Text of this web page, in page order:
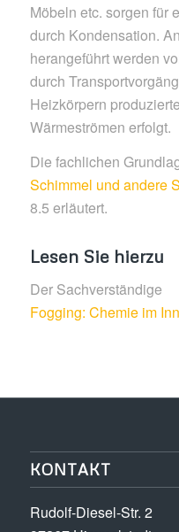
Möbeln etc. sorgen für
durch Kondensation.
herangeführt werden
durch
Heizkörpern
Wärmeströmen erfolgt.
Die fachlichen
Schimmel und andere
8.5 erläutert.
Lesen Sie hierzu
Der Sachverständige
Fogging: Chemie im
KONTAKT
Rudolf-Diesel-Str. 2